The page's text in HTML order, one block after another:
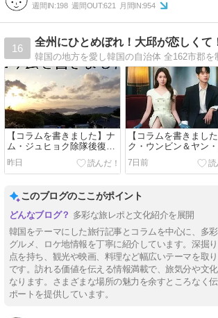
週間IN:198 週間OUT:621 月間IN:954
16
全州にひとめぼれ！大邱が恋しくて
【コラムを書きました】ナ
ム・ジュヒョク除隊後復帰
作 Netflix『トングン』
昨日
【コラムを書きまし
ク・ウンビン＆ヤン・
ョン主演『恋は命がけ
どころ＆ロケ地紹介
7日前
このブログのここがポイント
多彩な旅レポと文化紹介を展開
韓国をテーマにした旅行記事とコラムを中心に、多
グルメ、ロケ地情報を丁寧に紹介しています。深掘
点を持ち、観光や映画、料理など幅広いテーマを取
です。訪れる価値を伝える情報満載で、旅気分や文
なります。さまざまな場所の魅力を余すところなく
ポートを提供しています。